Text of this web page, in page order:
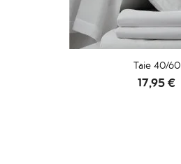
Taie 40/60
Prix
17,95 €